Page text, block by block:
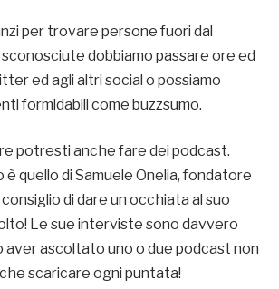
per trovare persone fuori dal
dobbiamo passare ore ed
ed agli altri social o possiamo
formidabili come buzzsumo.
potresti anche fare dei podcast.
è quello di Samuele Onelia, fondatore
di dare un occhiata al suo
Le sue interviste sono davvero
ascoltato uno o due podcast non
scaricare ogni puntata!